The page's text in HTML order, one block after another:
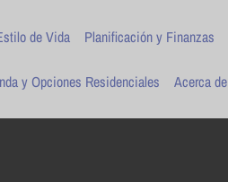
de Vida Planificación y Finanzas
y Opciones Residenciales Acerca de